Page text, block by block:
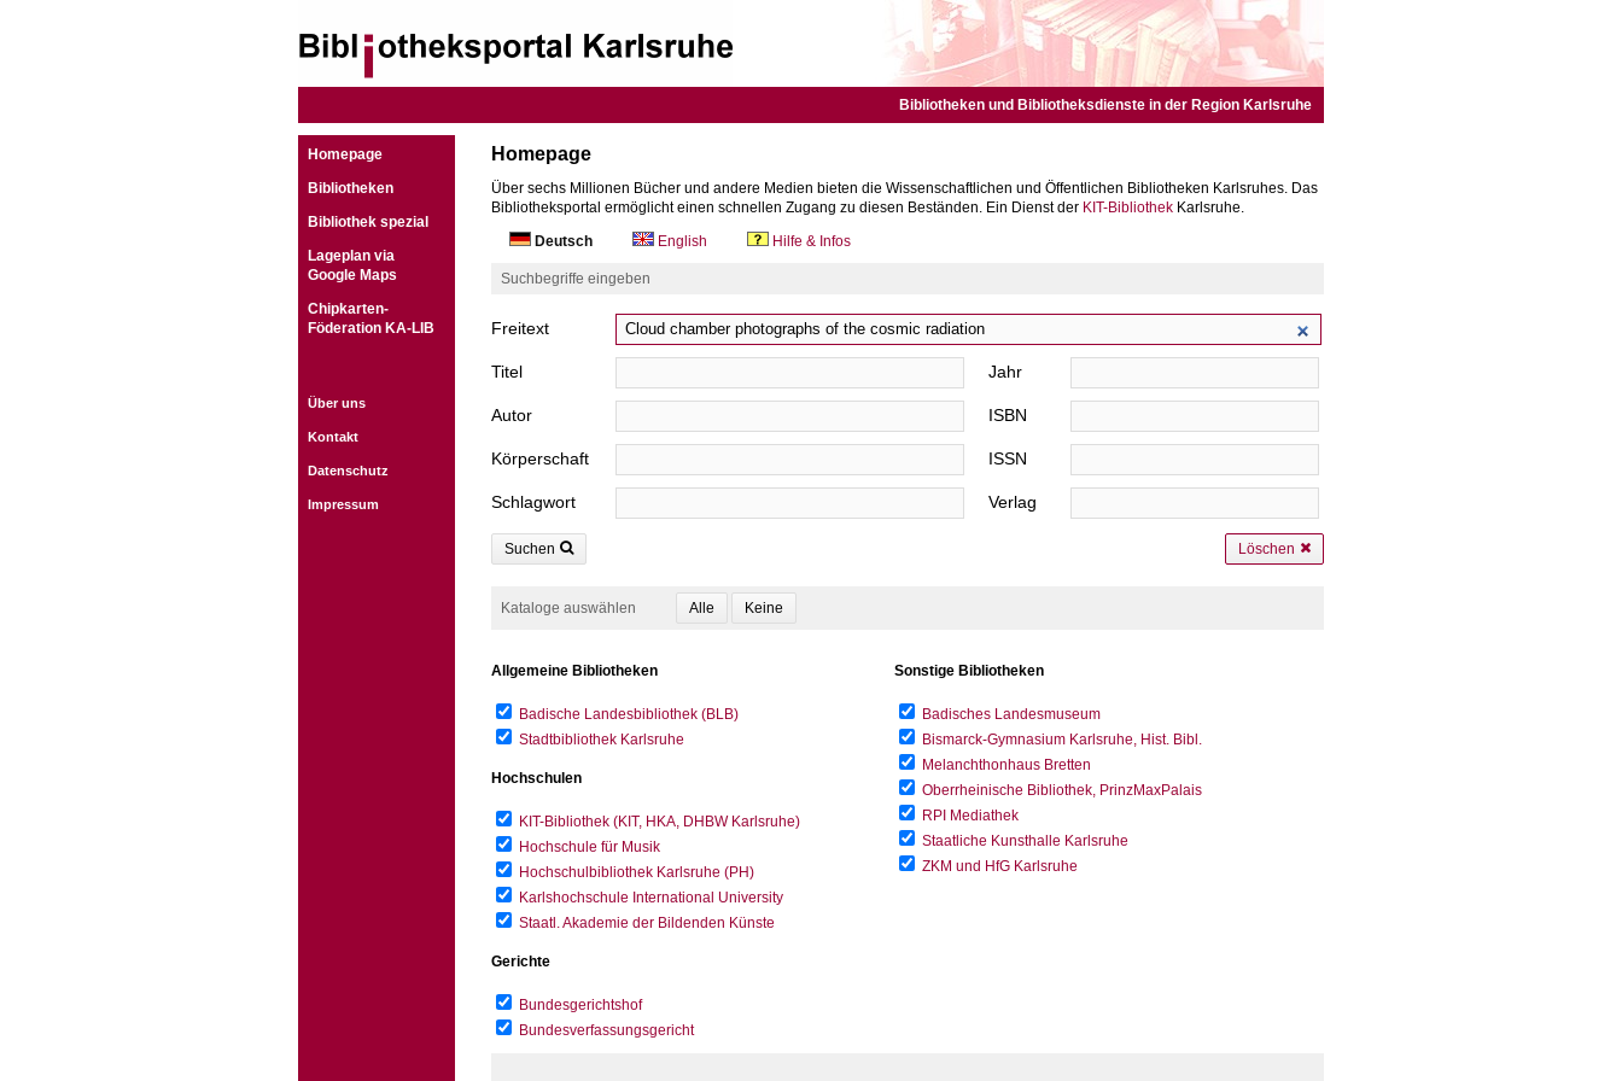
Bibliotheken und Bibliotheksdienste in der Region Karlsruhe
Homepage
Bibliotheken
Bibliothek spezial
Lageplan via
Google Maps
Chipkarten-
Föderation KA-LIB
Über uns
Kontakt
Datenschutz
Impressum
Homepage
Über sechs Millionen Bücher und andere Medien bieten die Wissenschaftlichen und Öffentlichen Bibliotheken Karlsruhes. Das
Bibliotheksportal ermöglicht einen schnellen Zugang zu diesen Beständen. Ein Dienst der KIT-Bibliothek Karlsruhe.
Deutsch
English Hilfe & Infos
Suchbegriffe eingeben
Freitext
Titel
Autor
Körperschaft
Schlagwort
Jahr
ISBN
ISSN
Verlag
Suchen Löschen
Kataloge auswählen
Allgemeine Bibliotheken
Badische Landesbibliothek (BLB)
Stadtbibliothek Karlsruhe
Hochschulen
KIT-Bibliothek (KIT, HKA, DHBW Karlsruhe)
Hochschule für Musik
Hochschulbibliothek Karlsruhe (PH)
Karlshochschule International University
Staatl. Akademie der Bildenden Künste
Gerichte
Bundesgerichtshof
Bundesverfassungsgericht
Sonstige Bibliotheken
Badisches Landesmuseum
Bismarck-Gymnasium Karlsruhe, Hist. Bibl.
Melanchthonhaus Bretten
Oberrheinische Bibliothek, PrinzMaxPalais
RPI Mediathek
Staatliche Kunsthalle Karlsruhe
ZKM und HfG Karlsruhe